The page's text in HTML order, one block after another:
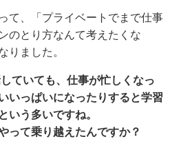
て、「プライベートでまで仕事
のとり方なんて考えたくな
りました。
ていても、仕事が忙しくなっ
いっぱいになったりすると学習
いう多いですね。
って乗り越えたんですか？